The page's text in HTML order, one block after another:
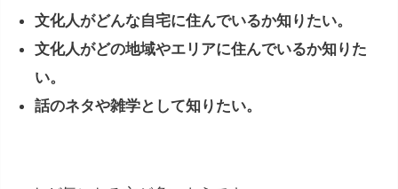
文化人がどんな自宅に住んでいるか知りたい。
文化人がどの地域やエリアに住んでいるか知りた
い。
話のネタや雑学として知りたい。